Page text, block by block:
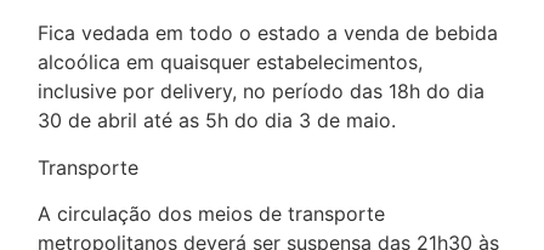
Fica vedada em todo o estado a venda de bebida
alcoólica em quaisquer estabelecimentos,
inclusive por delivery, no período das 18h do dia
30 de abril até as 5h do dia 3 de maio.
Transporte
A circulação dos meios de transporte
metropolitanos deverá ser suspensa das 21h30 às